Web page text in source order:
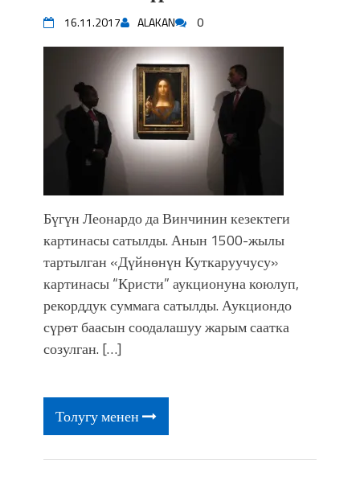
впечатляющим шоу музыкальных
фонтанов в Royal Central Park
Аида САЛЯНОВА: "Кыргыз шахмат
союзунун президенти болуп
шайланышым сыймык жана чоң
жоопкерчилик!"
Садыр ЖАПАРОВ: “Айтматовдой
адабият алпы чыгыш үчүн, улуу көч
уланышы үчүн журнал сөзсүз керек!”
“Китепкана түнγ-2026”: Психолог
жолугушууга келиңиз! (Дарек. Видео)
Латын арибиндеги “Чабуул”... “Ала-
Тоо” журналынын тарыхы жана
редакторлору... (Тизме. Видео)
“КАРА КЕМПИР”: ҮМҮТТҮН
ТҮБӨЛҮК СИМВОЛУ
Кыргызстандагы эң ири музыкалуу
фонтанды көрүү үчүн Royal Central
16.11.2017 ALAKAN 0
Бүгүн Леонардо да Винчинин кезектеги
картинасы сатылды. Анын 1500-жылы
тартылган «Дүйнөнүн Куткаруучусу»
картинасы “Кристи” аукционуна коюлуп,
рекорддук суммага сатылды. Аукциондо
сүрөт баасын соодалашуу жарым саатка
созулган. […]
Толугу менен